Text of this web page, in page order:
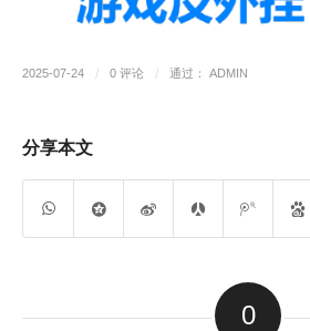
2025-07-24 / 0 评论 / 通过： ADMIN
分享本文
0